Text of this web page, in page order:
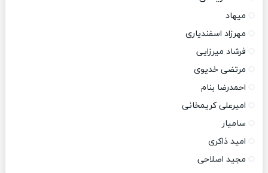
میهاد
مهرزاد اسفندیاری
فرشاد میرزایی
مرتضی خدیوی
احمدرضا بنام
امیرعلی کریمخانی
سامیار
امید ذاکری
مجید اصلاحی